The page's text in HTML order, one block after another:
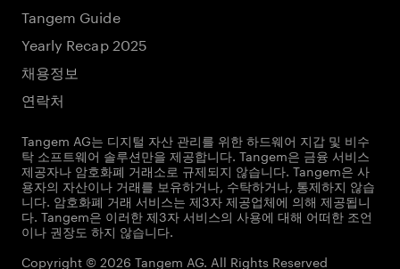
Tangem Guide
Yearly Recap 2025
채용정보
연락처
Tangem AG는 디지털 자산 관리를 위한 하드웨어 지갑 및 비수
탁 소프트웨어 솔루션만을 제공합니다. Tangem은 금융 서비스
제공자나 암호화폐 거래소로 규제되지 않습니다. Tangem은 사
용자의 자산이나 거래를 보유하거나, 수탁하거나, 통제하지 않습
니다. 암호화폐 거래 서비스는 제3자 제공업체에 의해 제공됩니
다. Tangem은 이러한 제3자 서비스의 사용에 대해 어떠한 조언
이나 권장도 하지 않습니다.